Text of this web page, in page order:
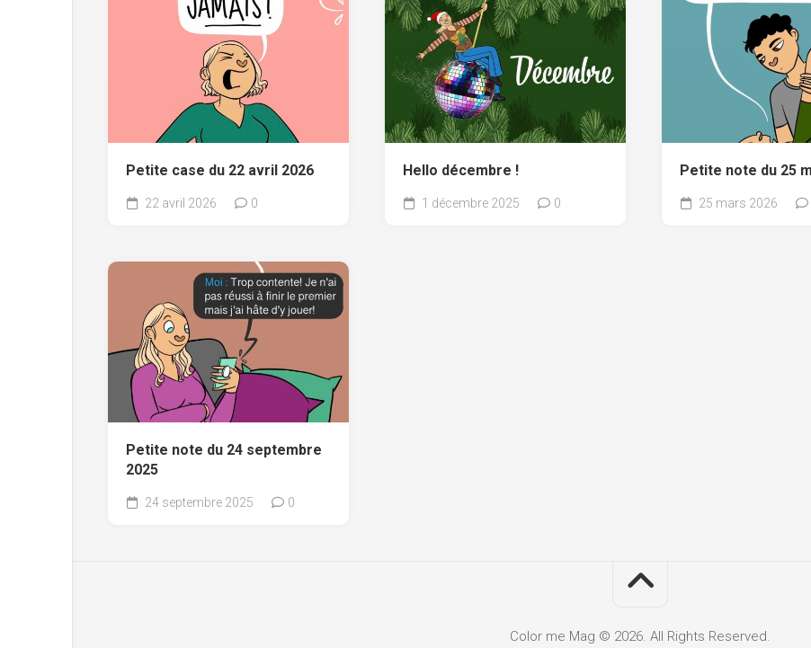
Petite case du 22 avril 2026
22 avril 2026 0
Hello décembre !
1 décembre 2025 0
Petite note du 25
25 mars 2026
Petite note du 24 septembre
2025
24 septembre 2025 0
Color me Mag © 2026. All Rights Reserved.